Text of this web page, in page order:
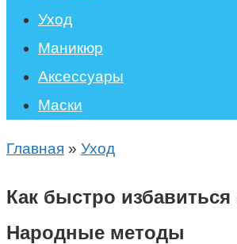
Уход
Маникюр
Аксессуары
Маски
Главная » Уход
Как быстро избавиться
Народные методы